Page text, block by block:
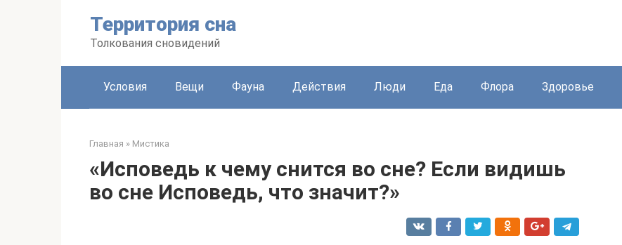
Территория сна
Толкования сновидений
Условия Вещи Фауна Действия Люди Еда Флора Здоровье
Главная » Мистика
«Исповедь к чему снится во сне? Если видишь
во сне Исповедь, что значит?»